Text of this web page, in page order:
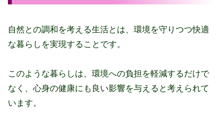
自然との調和を考える生活とは、環境を守りつつ快適
な暮らしを実現することです。
このような暮らしは、環境への負担を軽減するだけで
なく、心身の健康にも良い影響を与えると考えられて
います。